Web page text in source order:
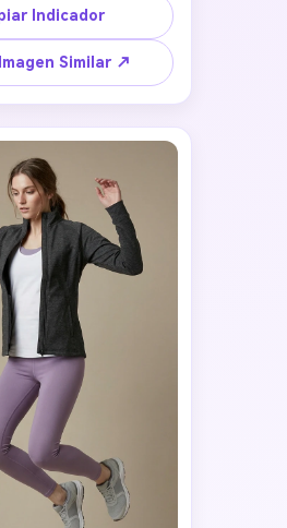
identidad y atuendo,
estilo de fotografía lifestyle
Indicador
Similar ↗